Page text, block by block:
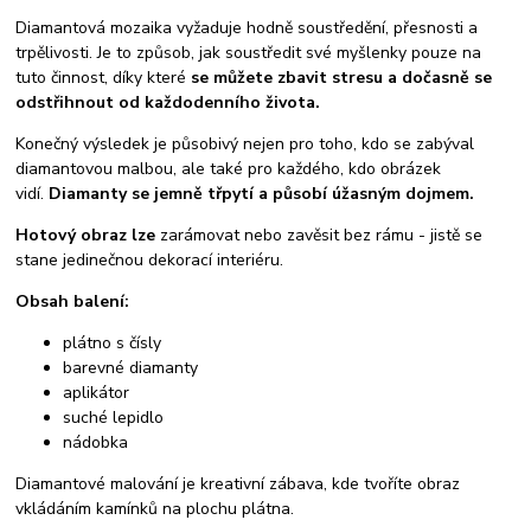
Diamantová mozaika vyžaduje hodně soustředění, přesnosti a
trpělivosti. Je to způsob, jak soustředit své myšlenky pouze na
tuto činnost, díky které se můžete zbavit stresu a dočasně se
odstřihnout od každodenního života.
Konečný výsledek je působivý nejen pro toho, kdo se zabýval
diamantovou malbou, ale také pro každého, kdo obrázek
vidí. Diamanty se jemně třpytí a působí úžasným dojmem.
Hotový obraz lze zarámovat nebo zavěsit bez rámu - jistě se
stane jedinečnou dekorací interiéru.
Obsah balení:
plátno s čísly
barevné diamanty
aplikátor
suché lepidlo
nádobka
Diamantové malování je kreativní zábava, kde tvoříte obraz
vkládáním kamínků na plochu plátna.